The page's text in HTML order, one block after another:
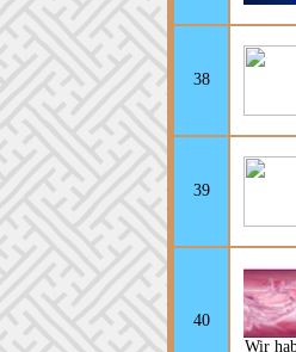
38
39
40
Wir